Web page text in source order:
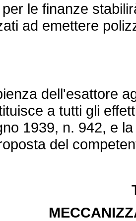
le finanze
ad emettere
dell'esattore
a tutti gli
1939, n. 942, e
del